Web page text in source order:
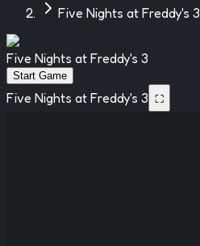
Five Nights at Freddy's 3
Five Nights at Freddy's 3
Start Game
Five Nights at Freddy's 3 ⛶